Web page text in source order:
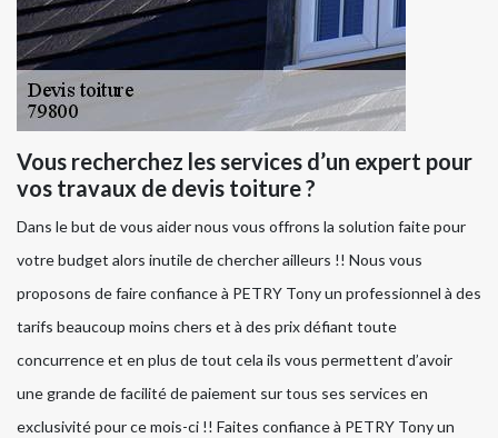
Vous recherchez les services d’un expert pour
vos travaux de devis toiture ?
Dans le but de vous aider nous vous offrons la solution faite pour
votre budget alors inutile de chercher ailleurs !! Nous vous
proposons de faire confiance à PETRY Tony un professionnel à des
tarifs beaucoup moins chers et à des prix défiant toute
concurrence et en plus de tout cela ils vous permettent d’avoir
une grande de facilité de paiement sur tous ses services en
exclusivité pour ce mois-ci !! Faites confiance à PETRY Tony un